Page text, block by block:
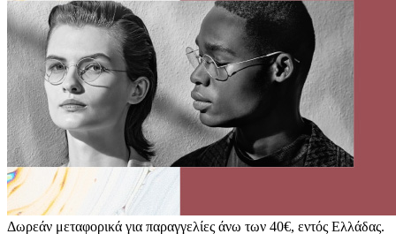
Δωρεάν μεταφορικά για παραγγελίες άνω των 40€, εντός Ελλάδας.